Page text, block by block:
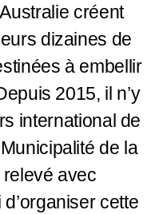
créent
dizaines de
à embellir
2015, il n’y
international de
de la
avec
cette